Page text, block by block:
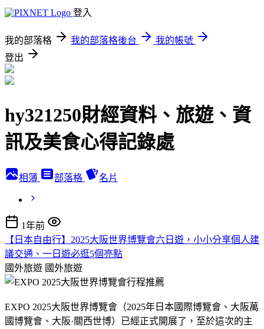
登入
我的部落格 我的部落格後台
我的帳號
登出
hy321250財經資料、旅遊、資
訊及美食心得記錄處
相簿 部落格 名片
1年前
【日本自由行】2025大阪世界博覽會六日遊，小小分享個人建
議交通、一日遊必逛5個亮點
國外旅遊 國外旅遊
EXPO 2025大阪世界博覽會（2025年日本國際博覽會、大阪萬
國博覽會、大阪·關西世博）已經正式開展了，至於這次的主